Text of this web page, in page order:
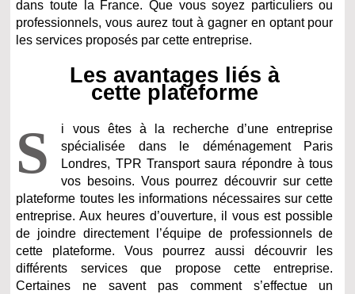
dans toute la France. Que vous soyez particuliers ou
professionnels, vous aurez tout à gagner en optant pour
les services proposés par cette entreprise.
Les avantages liés à
cette plateforme
S
i vous êtes à la recherche d’une entreprise
spécialisée dans le déménagement Paris
Londres, TPR Transport saura répondre à tous
vos besoins. Vous pourrez découvrir sur cette
plateforme toutes les informations nécessaires sur cette
entreprise. Aux heures d’ouverture, il vous est possible
de joindre directement l’équipe de professionnels de
cette plateforme. Vous pourrez aussi découvrir les
différents services que propose cette entreprise.
Certaines ne savent pas comment s’effectue un